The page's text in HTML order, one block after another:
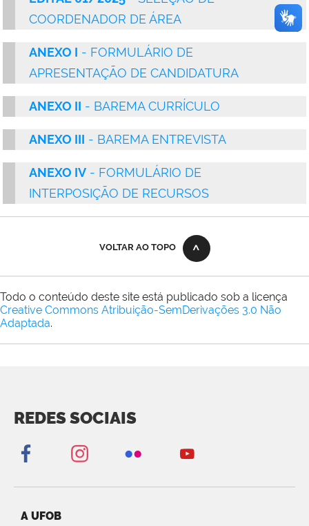
COORDENADOR DE ÁREA
ANEXO I - FORMULÁRIO DE
APRESENTAÇÃO DE CANDIDATURA
ANEXO II - BAREMA CURRÍCULO
ANEXO III - BAREMA ENTREVISTA
ANEXO IV - FORMULÁRIO DE
INTERPOSIÇÃO DE RECURSOS
VOLTAR AO TOPO
Todo o conteúdo deste site está publicado sob a licença
Creative Commons Atribuição-SemDerivações 3.0 Não
Adaptada.
REDES SOCIAIS
A UFOB